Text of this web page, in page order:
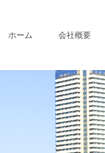
ホーム 会社概要